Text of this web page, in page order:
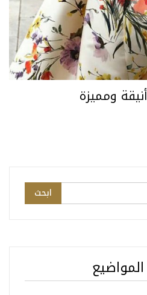
ومميزة